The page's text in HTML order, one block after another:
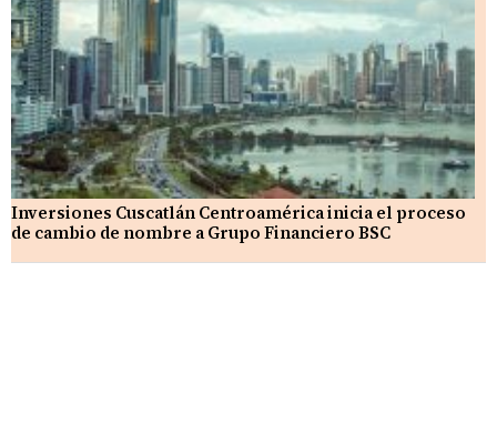
Inversiones Cuscatlán Centroamérica inicia el proceso
de cambio de nombre a Grupo Financiero BSC